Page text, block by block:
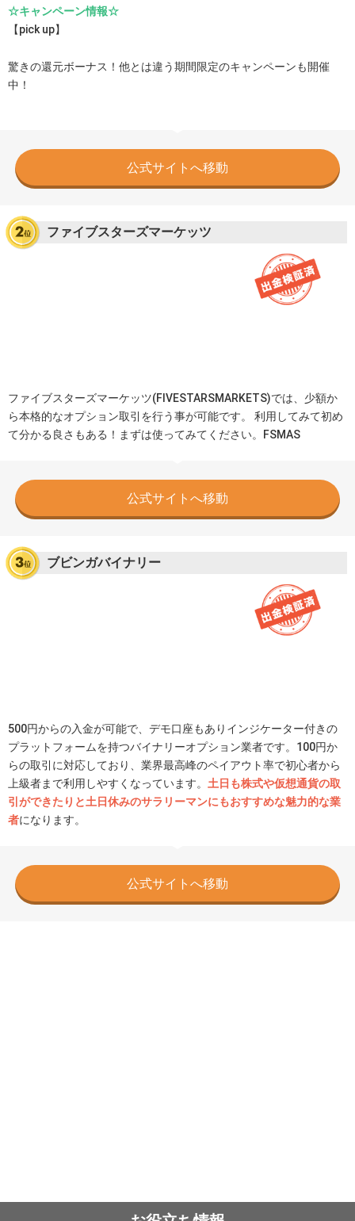
☆キャンペーン情報☆
【pick up】
驚きの還元ボーナス！他とは違う期間限定のキャンペーンも開催
中！
公式サイトへ移動
ファイブスターズマーケッツ
ファイブスターズマーケッツ(FIVESTARSMARKETS)では、少額か
ら本格的なオプション取引を行う事が可能です。 利用してみて初め
て分かる良さもある！まずは使ってみてください。FSMAS
公式サイトへ移動
ブビンガバイナリー
500円からの入金が可能で、デモ口座もありインジケーター付きの
プラットフォームを持つバイナリーオプション業者です。100円か
らの取引に対応しており、業界最高峰のペイアウト率で初心者から
上級者まで利用しやすくなっています。 土日も株式や仮想通貨の取
引ができたりと土日休みのサラリーマンにもおすすめな魅力的な業
者になります。
公式サイトへ移動